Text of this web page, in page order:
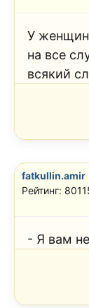
У
на все
всякий
fatkullin.amir
Рейтинг:
- Я вам